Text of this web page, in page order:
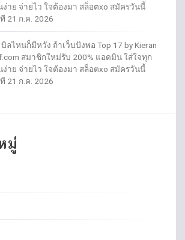
ง่าย จ่ายไว ใจต้องมา สล็อตxo สมัครวันนี้
21 ก.ค. 2026
ลไหนก็มีหวัง ถ้าเว็บปังพอ Top 17 by Kieran
สมาชิกใหม่รับ 200% แอดมิน ใส่ใจทุก
ง่าย จ่ายไว ใจต้องมา สล็อตxo สมัครวันนี้
21 ก.ค. 2026
มู่